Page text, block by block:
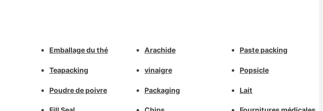
Emballage du thé
Teapacking
Poudre de poivre
Arachide
vinaigre
Packaging
Paste packing
Popsicle
Lait